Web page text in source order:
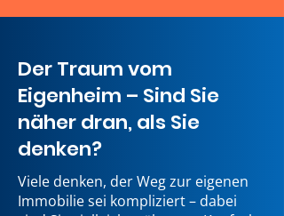
Der Traum vom
Eigenheim – Sind Sie
näher dran, als Sie
denken?
Viele denken, der Weg zur eigenen
Immobilie sei kompliziert – dabei